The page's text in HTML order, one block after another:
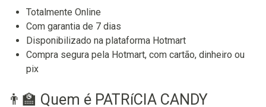
Totalmente Online
Com garantia de 7 dias
Disponibilizado na plataforma Hotmart
Compra segura pela Hotmart, com cartão, dinheiro ou
pix
👨‍🏫 Quem é PATRíCIA CANDY